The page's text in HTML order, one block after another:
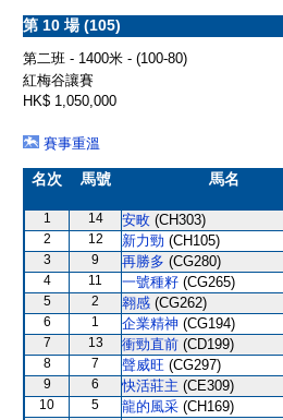
第 10 場 (105)
第二班 - 1400米 - (100-80)
紅梅谷讓賽
HK$ 1,050,000
賽事重溫
名次 馬號 馬名
1 14 安畋 (CH303)
2 12 新力勁 (CH105)
3 9 再勝多 (CG280)
4 11 一號種籽 (CG265)
5 2 翱感 (CG262)
6 1 企業精神 (CG194)
7 13 衝勁直前 (CD199)
8 7 聲威旺 (CG297)
9 6 快活莊主 (CE309)
10 5 龍的風采 (CH169)